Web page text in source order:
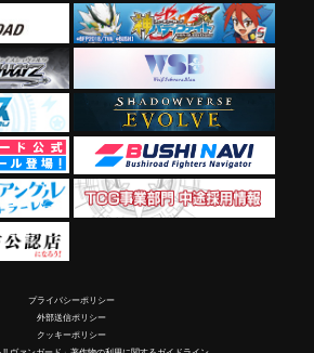
プライバシーポリシー
外部送信ポリシー
クッキーポリシー